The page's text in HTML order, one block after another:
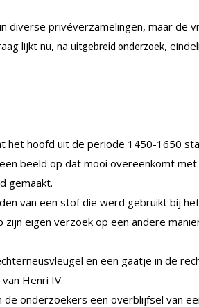
diverse privéverzamelingen, maar de
lijkt nu, na uitgebreid onderzoek,
het hoofd uit de periode 1450-1650
beeld op dat mooi overeenkomt
gemaakt.
van een stof die werd gebruikt bij
zijn eigen verzoek op een andere
en een gaatje in de
Henri IV.
onderzoekers een overblijfsel van